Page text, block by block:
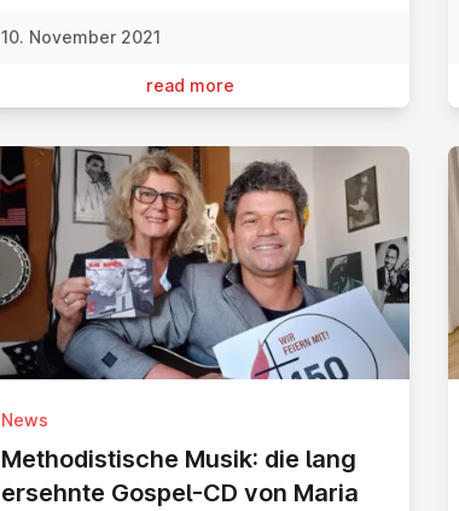
10. November 2021
read more
News
Meth­od­istische Musik: die lang
ersehnte Gospel-CD von Maria